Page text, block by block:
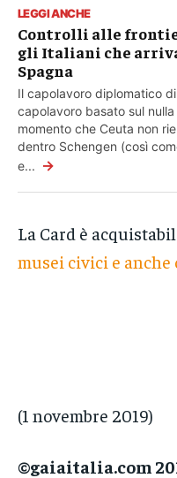
LEGGI ANCHE
Controlli alle
gli Italiani che
Spagna
Il capolavoro diplomatico
capolavoro basato sul
momento che Ceuta non
dentro Schengen (così
e... →
La Card è
musei civici e anche
(1 novembre 2019)
©gaiaitalia.com